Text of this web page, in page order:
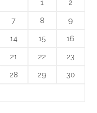
1
2
7 8
9
14 15
16
21 22
23
28 29
30